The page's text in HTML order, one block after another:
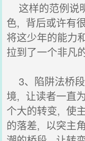
这样的范例说
色, 背后或许有
将这少年的能力
拉到了一个非凡
3、陷阱法桥
境, 让读者一直
个大的转变, 使
的落差, 以突主